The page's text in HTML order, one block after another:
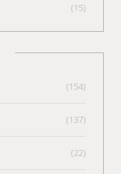
(15)
(154)
(137)
(22)